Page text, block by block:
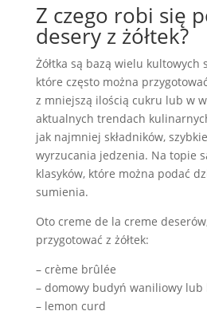
Z czego robi się
desery z żółtek?
Żółtka są bazą wielu kultowych
które często można
z mniejszą ilością cukru lub w
aktualnych trendach
jak najmniej składników,
wyrzucania jedzenia. Na topie
klasyków, które można podać
sumienia.
Oto creme de la creme
przygotować z żółtek:
– crème brûlée
– domowy budyń waniliowy lub
– lemon curd